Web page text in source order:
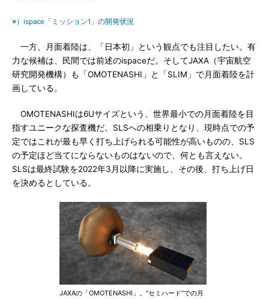
※）ispace「ミッション1」の開発状況
一方、月面着陸は、「日本初」という観点でも注目したい。有
力な候補は、民間では前述のispaceだ。そしてJAXA（宇宙航空
研究開発機構）も「OMOTENASHI」と「SLIM」で月面着陸を計
画している。
OMOTENASHIは6Uサイズという、世界最小での月面着陸を目
指すユニークな探査機だ。SLSへの相乗りとなり、現時点での予
定ではこれが最も早く打ち上げられる可能性が高いものの、SLS
の予定ほど当てにならないものはないので、何とも言えない。
SLSは最終試験を2022年3月以降に実施し、その後、打ち上げ日
を決めるとしている。
JAXAの「OMOTENASHI」。“セミハード”での月